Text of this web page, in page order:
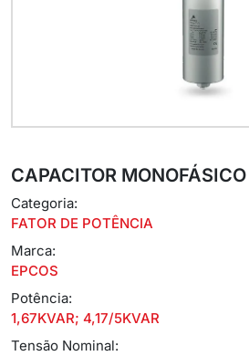
CAPACITOR
Categoria:
FATOR DE POTÊNCIA
Marca:
EPCOS
Potência:
1,67KVAR; 4,17/5KVAR
Tensão Nominal: